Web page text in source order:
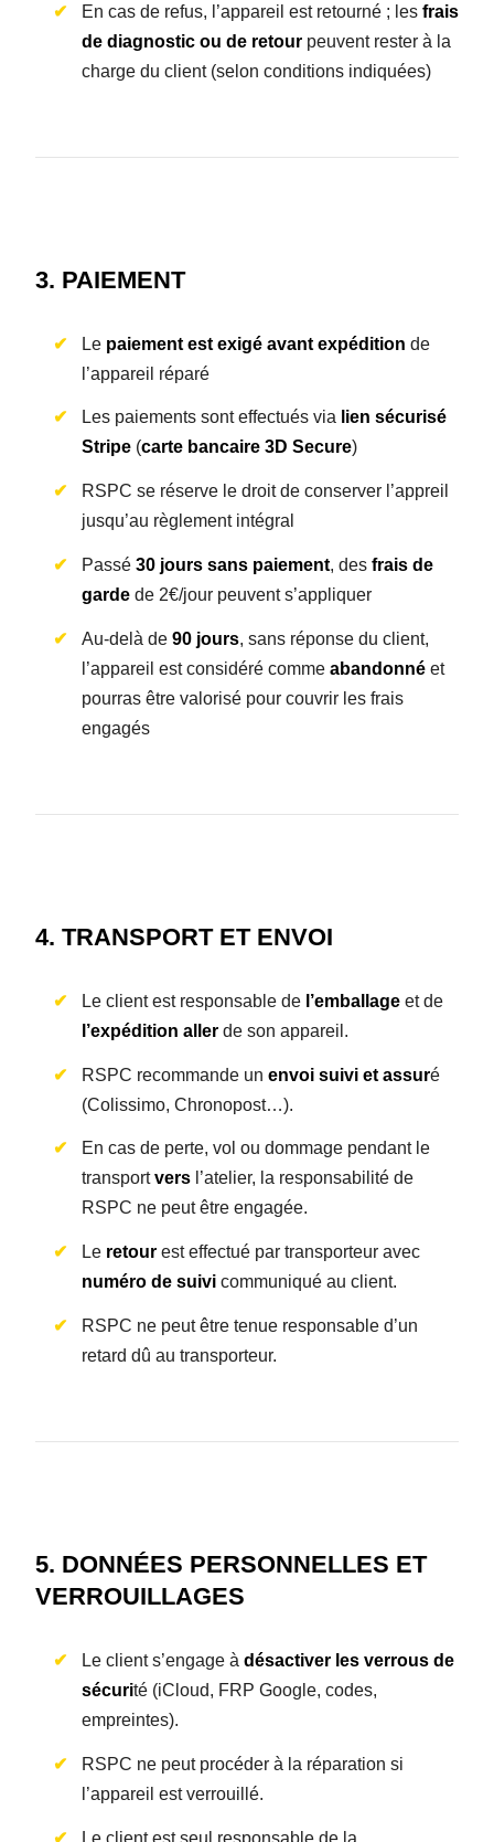
En cas de refus, l’appareil est retourné ; les frais
de diagnostic ou de retourpeuvent rester à la
charge du client (selon conditions indiquées)
3. PAIEMENT
Le paiement est exigé avant expédition de
l’appareil réparé
Les paiements sont effectués via lien sécurisé
Stripe(carte bancaire 3D Secure)
RSPC se réserve le droit de conserver l’appreil
jusqu’au règlement intégral
Passé 30 jours sans paiement, desfrais de
gardede 2€/jour peuvent s’appliquer
Au-delà de 90 jours, sans réponse du client,
l’appareil est considéré comme abandonné et
pourras être valorisé pour couvrir les frais
engagés
4. TRANSPORT ET ENVOI
Le client est responsable de l’emballage et de
l’expédition aller de son appareil.
RSPC recommande un envoi suivi et assuré
(Colissimo, Chronopost…).
En cas de perte, vol ou dommage pendant le
transportvers l’atelier, la responsabilité de
RSPC ne peut être engagée.
Le retour est effectué par transporteur avec
numéro de suivicommuniqué au client.
RSPC ne peut être tenue responsable d’un
retard dû au transporteur.
5. DONNÉES PERSONNELLES ET
VERROUILLAGES
Le client s’engage à désactiver les verrous de
sécurité (iCloud, FRP Google, codes,
empreintes).
RSPC ne peut procéder à la réparation si
l’appareil est verrouillé.
Le client est seul responsable de la